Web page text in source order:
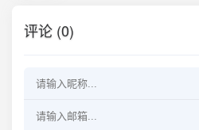
评论 (0)